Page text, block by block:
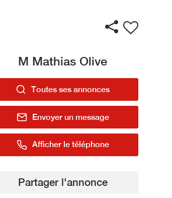
M Mathias Olive
Toutes ses annonces
Envoyer un message
Afficher le téléphone
Partager l'annonce